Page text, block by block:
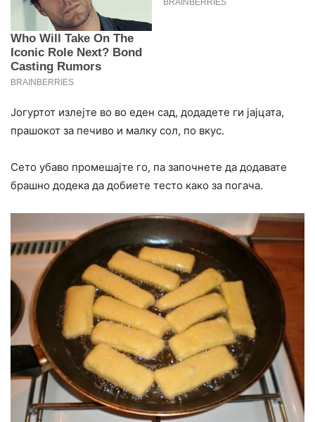
Јогуртот излејте во во еден сад, додадете ги јајцата,
прашокот за печиво и малку сол, по вкус.
Сето убаво промешајте го, па започнете да додавате
брашно додека да добиете тесто како за погача.